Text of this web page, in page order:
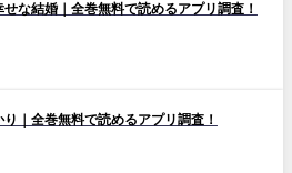
せな結婚｜全巻無料で読めるアプリ調査！
り｜全巻無料で読めるアプリ調査！